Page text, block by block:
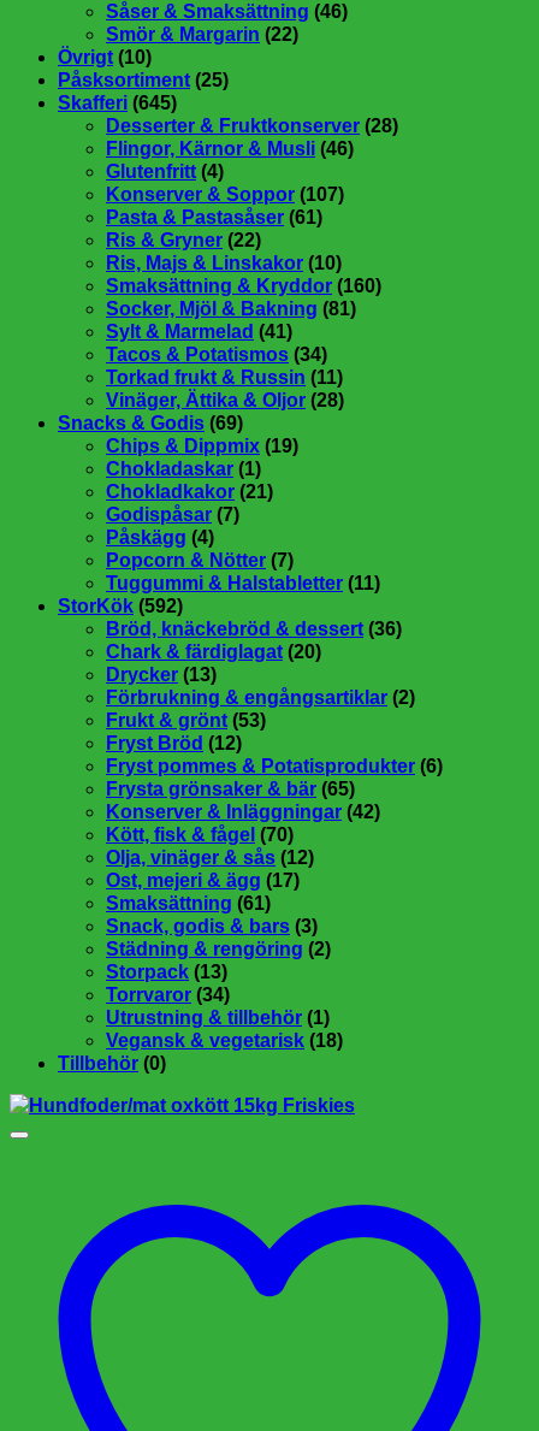
Såser & Smaksättning (46)
Smör & Margarin (22)
Övrigt (10)
Påsksortiment (25)
Skafferi (645)
Desserter & Fruktkonserver (28)
Flingor, Kärnor & Musli (46)
Glutenfritt (4)
Konserver & Soppor (107)
Pasta & Pastasåser (61)
Ris & Gryner (22)
Ris, Majs & Linskakor (10)
Smaksättning & Kryddor (160)
Socker, Mjöl & Bakning (81)
Sylt & Marmelad (41)
Tacos & Potatismos (34)
Torkad frukt & Russin (11)
Vinäger, Ättika & Oljor (28)
Snacks & Godis (69)
Chips & Dippmix (19)
Chokladaskar (1)
Chokladkakor (21)
Godispåsar (7)
Påskägg (4)
Popcorn & Nötter (7)
Tuggummi & Halstabletter (11)
StorKök (592)
Bröd, knäckebröd & dessert (36)
Chark & färdiglagat (20)
Drycker (13)
Förbrukning & engångsartiklar (2)
Frukt & grönt (53)
Fryst Bröd (12)
Fryst pommes & Potatisprodukter (6)
Frysta grönsaker & bär (65)
Konserver & Inläggningar (42)
Kött, fisk & fågel (70)
Olja, vinäger & sås (12)
Ost, mejeri & ägg (17)
Smaksättning (61)
Snack, godis & bars (3)
Städning & rengöring (2)
Storpack (13)
Torrvaror (34)
Utrustning & tillbehör (1)
Vegansk & vegetarisk (18)
Tillbehör (0)